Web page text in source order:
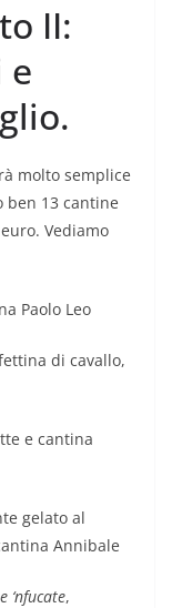
II:
e
molto semplice
13 cantine
Vediamo
Paolo Leo
di cavallo,
e cantina
gelato al
Annibale
‘nfucate,